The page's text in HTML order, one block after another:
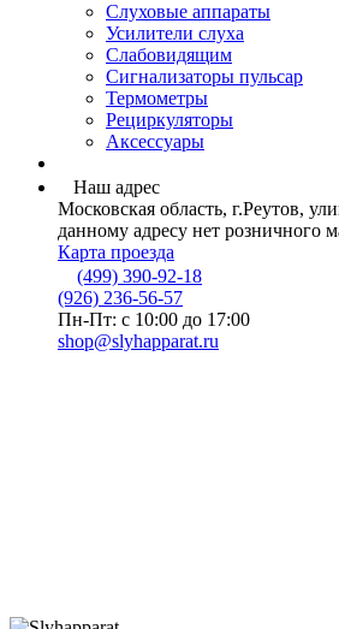
Слуховые аппараты
Усилители слуха
Слабовидящим
Сигнализаторы пульсар
Термометры
Рециркуляторы
Аксессуары
Наш адрес
Московская область, г.Реутов,
данному адресу нет розничного
Карта проезда
(499) 390-92-18
(926) 236-56-57
Пн-Пт: с 10:00 до 17:00
shop@slyhapparat.ru